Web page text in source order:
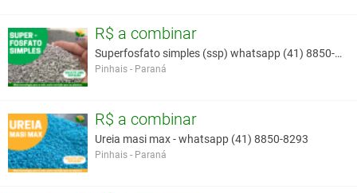
R$ a combinar
Superfosfato simples (ssp) whatsapp (41) 8850-8293
Pinhais - Paraná
R$ a combinar
Ureia masi max - whatsapp (41) 8850-8293
Pinhais - Paraná